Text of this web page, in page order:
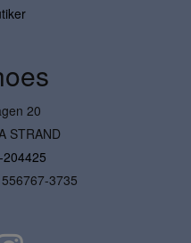
20
STRAND
204425
3735